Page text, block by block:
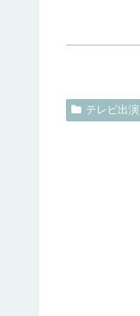
テレビ出演